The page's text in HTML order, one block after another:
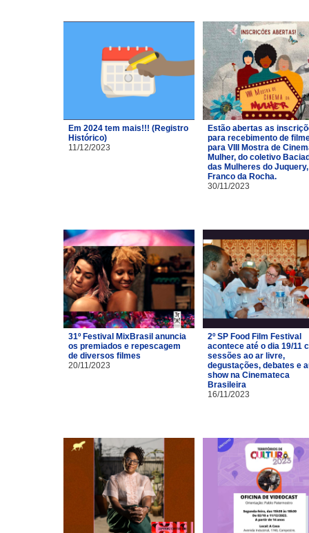
Em 2024 tem mais!!! (Registro
Histórico)
11/12/2023
Estão abertas as
para recebimento de
para VIII Mostra de
Mulher, do coletivo
das Mulheres do
Franco da Rocha.
30/11/2023
31º Festival MixBrasil anuncia
os premiados e repescagem
de diversos filmes
20/11/2023
2º SP Food Film Festival
acontece até o dia 19/11
sessões ao ar livre,
degustações, debates e
show na Cinemateca
Brasileira
16/11/2023